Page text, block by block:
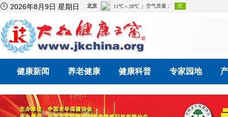
 2026年8月9日 星期日
健康新闻 养老健康 健康科普 专家园地